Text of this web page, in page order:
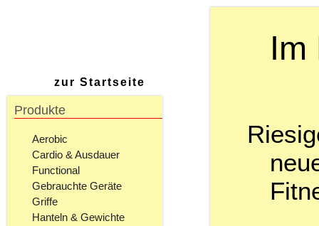
zur Startseite
Produkte
Aerobic
Cardio & Ausdauer
Functional
Gebrauchte Geräte
Griffe
Hanteln & Gewichte
Im